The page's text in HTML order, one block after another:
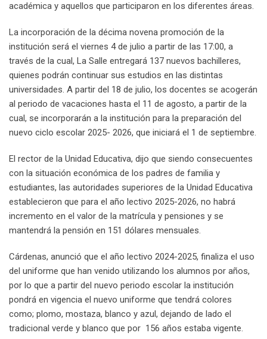
académica y aquellos que participaron en los diferentes áreas.
La incorporación de la décima novena promoción de la
institución será el viernes 4 de julio a partir de las 17:00, a
través de la cual, La Salle entregará 137 nuevos bachilleres,
quienes podrán continuar sus estudios en las distintas
universidades. A partir del 18 de julio, los docentes se acogerán
al periodo de vacaciones hasta el 11 de agosto, a partir de la
cual, se incorporarán a la institución para la preparación del
nuevo ciclo escolar 2025- 2026, que iniciará el 1 de septiembre.
El rector de la Unidad Educativa, dijo que siendo consecuentes
con la situación económica de los padres de familia y
estudiantes, las autoridades superiores de la Unidad Educativa
establecieron que para el año lectivo 2025-2026, no habrá
incremento en el valor de la matrícula y pensiones y se
mantendrá la pensión en 151 dólares mensuales.
Cárdenas, anunció que el año lectivo 2024-2025, finaliza el uso
del uniforme que han venido utilizando los alumnos por años,
por lo que a partir del nuevo periodo escolar la institución
pondrá en vigencia el nuevo uniforme que tendrá colores
como; plomo, mostaza, blanco y azul, dejando de lado el
tradicional verde y blanco que por 156 años estaba vigente.